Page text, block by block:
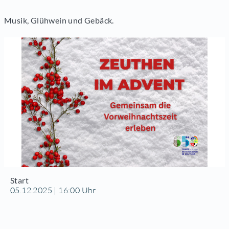
Musik, Glühwein und Gebäck.
Start
05.12.2025 | 16:00 Uhr